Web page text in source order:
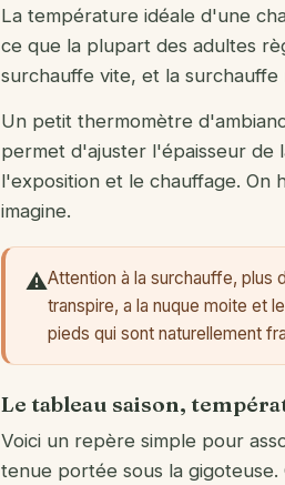
La température idéale d'une
ce que la plupart des adultes
surchauffe vite, et la
Un petit thermomètre
permet d'ajuster l'épaisseur de
l'exposition et le chauffage.
imagine.
⚠️Attention à la surchauffe, plus
transpire, a la nuque moite et
pieds qui sont naturellement
Le tableau saison,
Voici un repère simple pour
tenue portée sous la